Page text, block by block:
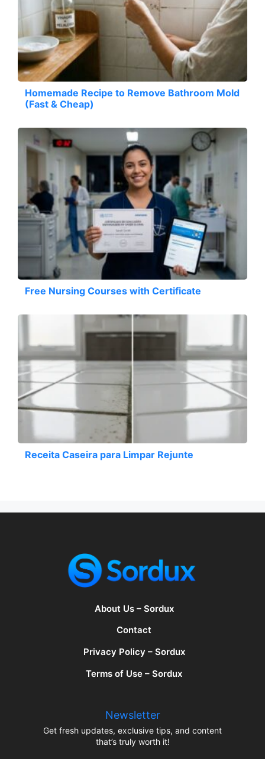
Homemade Recipe to Remove Bathroom Mold
(Fast & Cheap)
Free Nursing Courses with Certificate
Receita Caseira para Limpar Rejunte
About Us – Sordux
Contact
Privacy Policy – Sordux
Terms of Use – Sordux
Newsletter
Get fresh updates, exclusive tips, and content
that’s truly worth it!